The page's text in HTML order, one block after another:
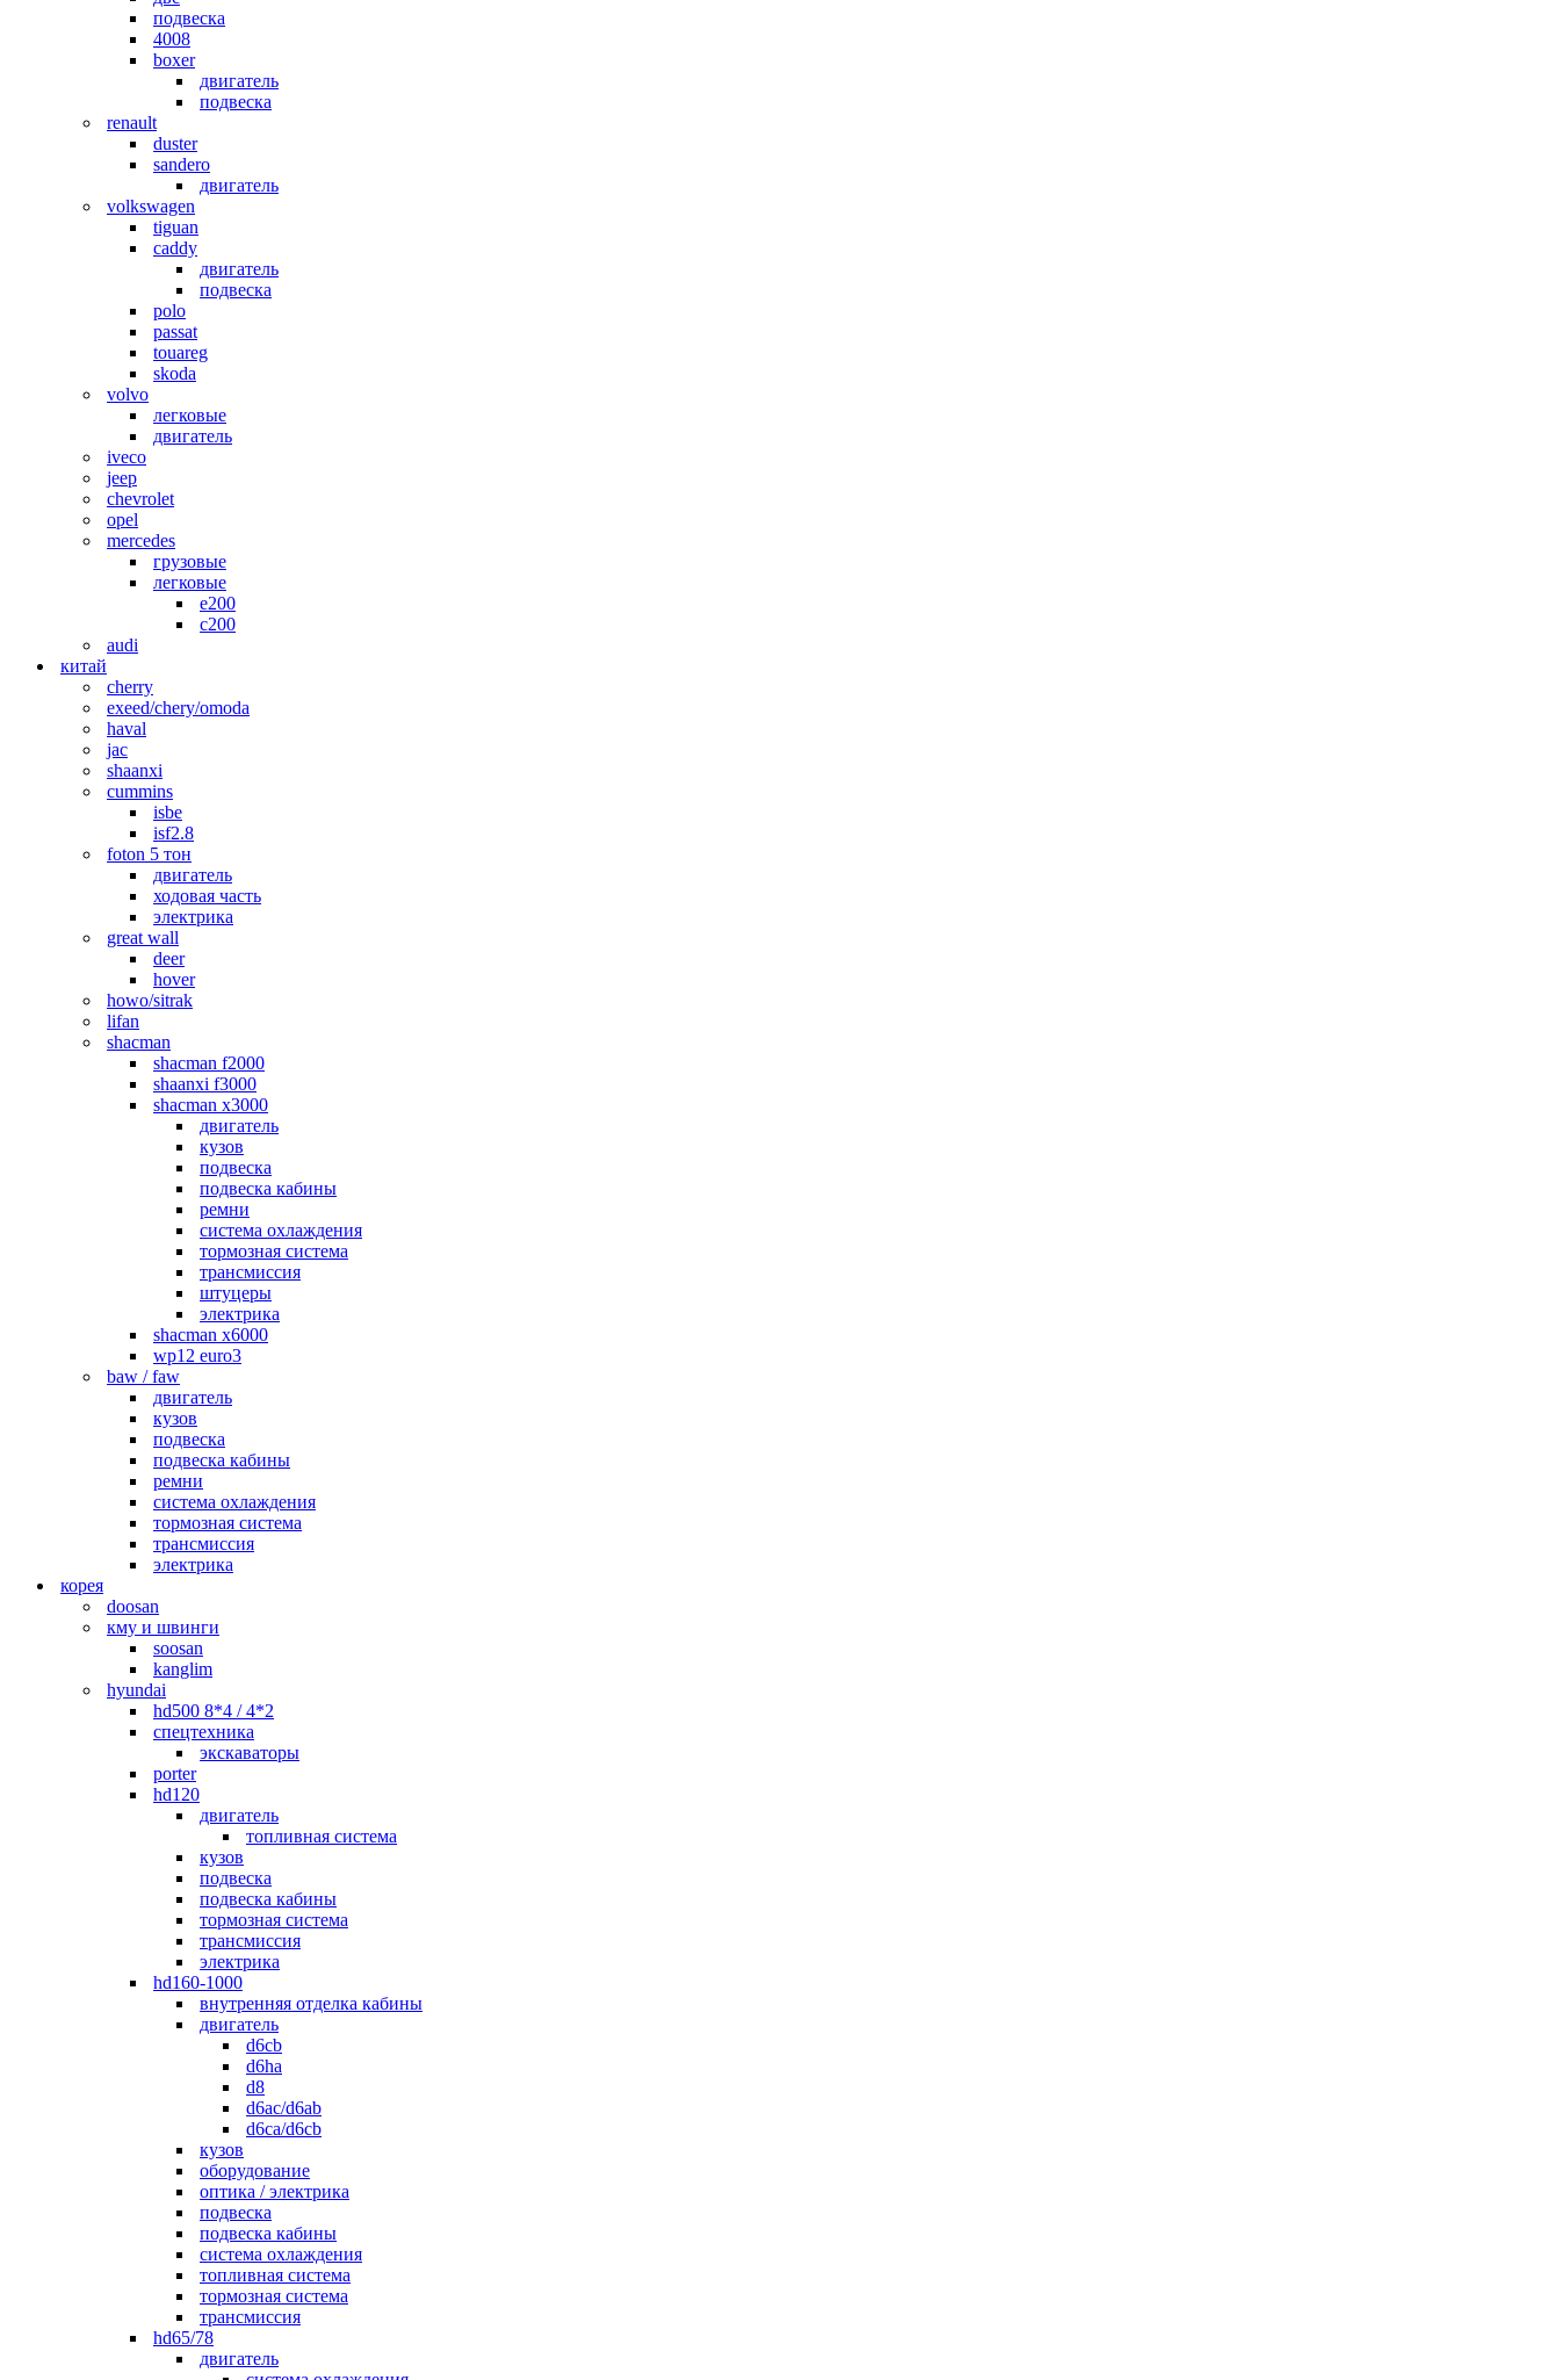
подвеска
4008
boxer
двигатель
подвеска
renault
duster
sandero
двигатель
volkswagen
tiguan
caddy
двигатель
подвеска
polo
passat
touareg
skoda
volvo
легковые
двигатель
iveco
jeep
chevrolet
opel
mercedes
грузовые
легковые
e200
c200
audi
китай
cherry
exeed/chery/omoda
haval
jac
shaanxi
cummins
isbe
isf2.8
foton 5 тон
двигатель
ходовая часть
электрика
great wall
deer
hover
howo/sitrak
lifan
shacman
shacman f2000
shaanxi f3000
shacman x3000
двигатель
кузов
подвеска
подвеска кабины
ремни
система охлаждения
тормозная система
трансмиссия
штуцеры
электрика
shacman x6000
wp12 euro3
baw / faw
двигатель
кузов
подвеска
подвеска кабины
ремни
система охлаждения
тормозная система
трансмиссия
электрика
корея
doosan
кму и швинги
soosan
kanglim
hyundai
hd500 8*4 / 4*2
спецтехника
экскаваторы
porter
hd120
двигатель
топливная система
кузов
подвеска
подвеска кабины
тормозная система
трансмиссия
электрика
hd160-1000
внутренняя отделка кабины
двигатель
d6cb
d6ha
d8
d6ac/d6ab
d6ca/d6cb
кузов
оборудование
оптика / электрика
подвеска
подвеска кабины
система охлаждения
топливная система
тормозная система
трансмиссия
hd65/78
двигатель